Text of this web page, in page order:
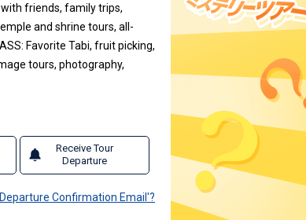
friends, family trips,
and shrine tours, all-
Favorite Tabi, fruit picking,
tours, photography,
Receive Tour
Departure
Confirmation Email'?